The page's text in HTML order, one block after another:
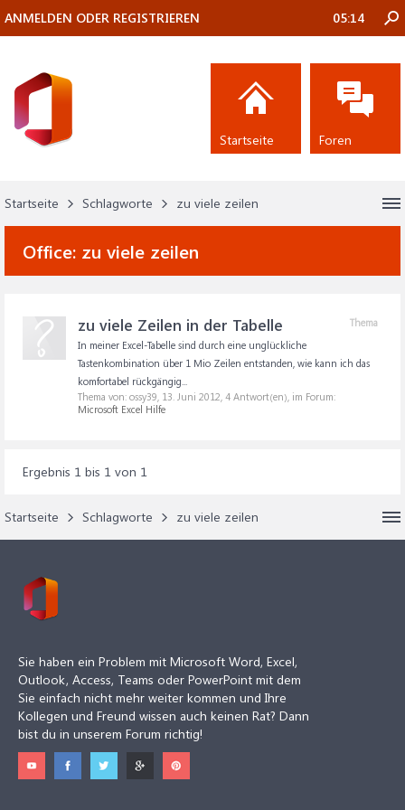
Startseite Schlagworte zu viele zeilen
Office: zu viele zeilen
Thema
zu viele Zeilen in der Tabelle
In meiner Excel-Tabelle sind durch eine unglückliche
Tastenkombination über 1 Mio Zeilen entstanden, wie kann ich das
komfortabel rückgängig...
Thema von: ossy39, 13. Juni 2012, 4 Antwort(en), im Forum:
Microsoft Excel Hilfe
Ergebnis 1 bis 1 von 1
Startseite Schlagworte zu viele zeilen
ANMELDEN ODER REGISTRIEREN 05:14
Startseite Foren
Sie haben ein Problem mit Microsoft Word, Excel,
Outlook, Access, Teams oder PowerPoint mit dem
Sie einfach nicht mehr weiter kommen und Ihre
Kollegen und Freund wissen auch keinen Rat? Dann
bist du in unserem Forum richtig!